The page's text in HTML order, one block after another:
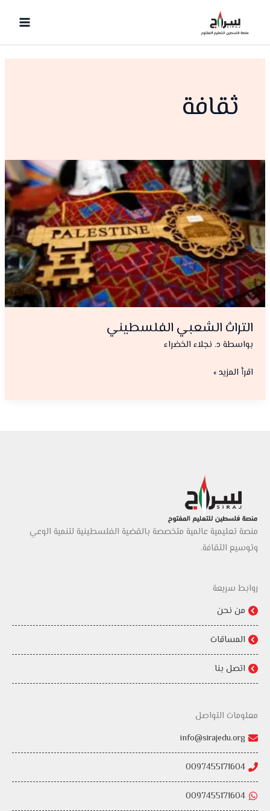
ثقافة
التراث الشعبي الفلسطيني
بواسطة د. نجلاء الخضراء
التراث
الفلسطيني
اقرأ المزيد »
منصة تعليمية عالمية متخصصة بالقضية الفلسطينية لتنمية الوعي
وتوسيع الثقافة.
روابط سريعة
من نحن
المساقات
اتصل بنا
معلومات التواصل
info@sirajedu.org
0097455171604
0097455171604